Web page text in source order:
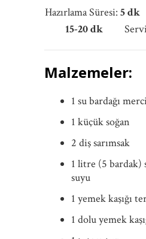
Hazırlama Süresi: 5 dk
15-20 dk
Malzemeler:
1 su bardağı
1 küçük soğan
2 diş sarımsak
1 litre (5 bardak)
suyu
1 yemek kaşığı
1 dolu yemek